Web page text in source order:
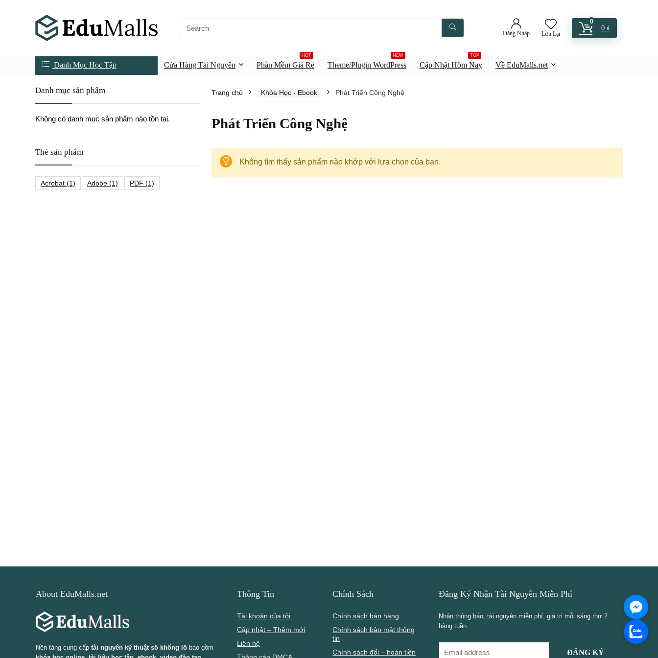
Đăng Nhập Lưu Lại
0
0 ₫
Danh Mục Học Tập Cửa Hàng Tài Nguyên
HOT
Phần Mềm Giá Rẻ
NEW
Theme/Plugin WordPress
TOP
Cập Nhật Hôm Nay Về EduMalls.net
Danh mục sản phẩm
Không có danh mục sản phẩm nào tồn tại.
Thẻ sản phẩm
Acrobat (1) Adobe (1) PDF (1)
Trang chủ Khóa Học - Ebook Phát Triển Công Nghệ
Phát Triển Công Nghệ
Không tìm thấy sản phẩm nào khớp với lựa chọn của bạn.
About EduMalls.net
Nền tảng cung cấp tài nguyên kỹ thuật số khổng lồbao gồm
Thông Tin
Tài khoản của tôi
Cập nhật – Thêm mới
Liên hệ
Chính Sách
Chính sách bán hàng
Chính sách bảo mật thông
tin
Chính sách đổi – hoàn tiền
Đăng Ký Nhận Tài Nguyên Miễn Phí
Nhận thông báo, tài nguyên miễn phí, giá trị mỗi sáng thứ 2
hàng tuần.